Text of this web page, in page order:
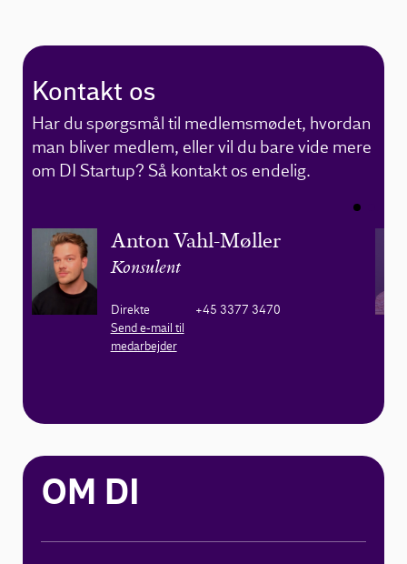
Kontakt os
Har du spørgsmål til medlemsmødet, hvordan
man bliver medlem, eller vil du bare vide mere
om DI Startup? Så kontakt os endelig.
Anton Vahl-Møller
Konsulent
Direkte
+45 3377 3470
Send e-mail til
medarbejder
OM DI